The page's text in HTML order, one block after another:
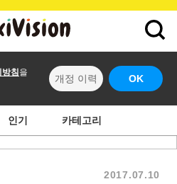
침 을
개정 이력 OK
인기 카테고리
2017.07.10